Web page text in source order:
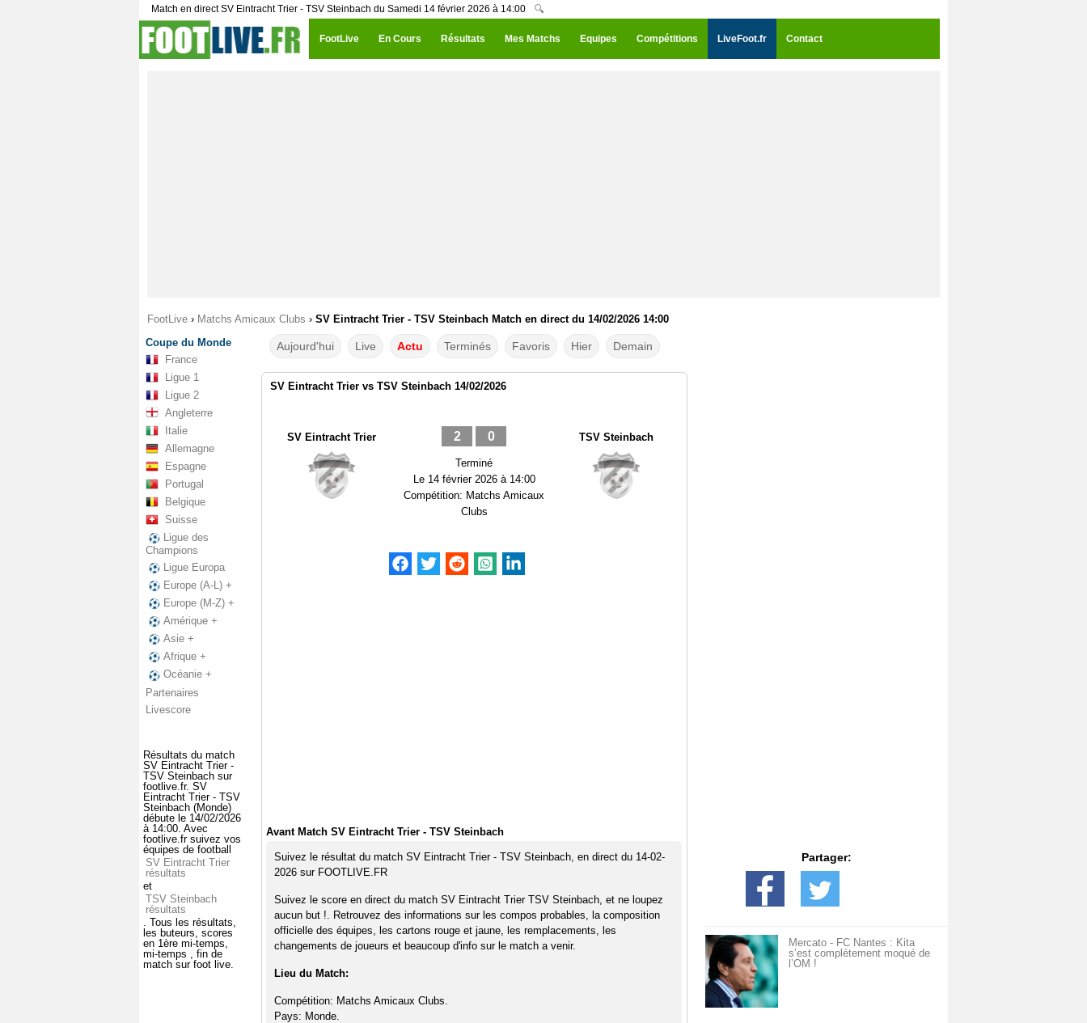
Match en direct SV Eintracht Trier - TSV Steinbach du Samedi 14 février 2026 à 14:00 🔍
FootLive En Cours Résultats Mes Matchs Equipes Compétitions LiveFoot.fr Contact
FootLive › Matchs Amicaux Clubs › SV Eintracht Trier - TSV Steinbach Match en direct du 14/02/2026 14:00
Coupe du Monde
France
Ligue 1
Ligue 2
Angleterre
Italie
Allemagne
Espagne
Portugal
Belgique
Suisse
Ligue des
Champions
Ligue Europa
Europe (A-L) +
Europe (M-Z) +
Amérique +
Asie +
Afrique +
Océanie +
Partenaires
Livescore
Résultats du match
SV Eintracht Trier -
TSV Steinbach sur
footlive.fr. SV
Eintracht Trier - TSV
Steinbach (Monde)
débute le 14/02/2026
à 14:00. Avec
footlive.fr suivez vos
équipes de football
SV Eintracht Trier
résultats
et
TSV Steinbach
résultats
. Tous les résultats,
les buteurs, scores
en 1ère mi-temps,
mi-temps , fin de
match sur foot live.
Aujourd'hui Live Actu Terminés Favoris Hier Demain
SV Eintracht Trier vs TSV Steinbach 14/02/2026
SV Eintracht Trier 2 0
Terminé
Le 14 février 2026 à 14:00
Compétition: Matchs Amicaux
Clubs
TSV Steinbach
Avant Match SV Eintracht Trier - TSV Steinbach
Suivez le résultat du match SV Eintracht Trier - TSV Steinbach, en direct du 14-02-
2026 sur FOOTLIVE.FR
Suivez le score en direct du match SV Eintracht Trier TSV Steinbach, et ne loupez
aucun but !. Retrouvez des informations sur les compos probables, la composition
officielle des équipes, les cartons rouge et jaune, les remplacements, les
changements de joueurs et beaucoup d'info sur le match a venir.
Lieu du Match:
Compétition: Matchs Amicaux Clubs.
Pays: Monde.
Partager:
Mercato - FC Nantes : Kita
s’est complètement moqué de
l’OM !